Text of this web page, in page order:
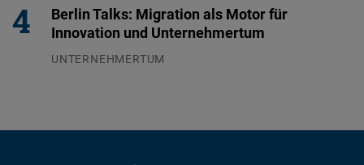
Berlin Talks: Migration als Motor für
Innovation und Unternehmertum
UNTERNEHMERTUM
D.Vinci
Embed